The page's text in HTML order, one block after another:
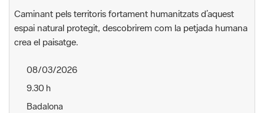
Caminant pels territoris fortament humanitzats d’aquest
espai natural protegit, descobrirem com la petjada humana
crea el paisatge.
08/03/2026
9.30 h
Badalona